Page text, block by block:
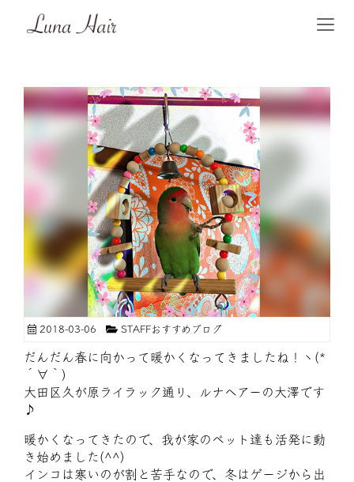
2018-03-06 STAFFおすすめブログ
だんだん春に向かって暖かくなってきましたね！ヽ(*
´∀｀)
大田区久が原ライラック通り、ルナヘアーの大澤です
♪
暖かくなってきたので、我が家のペット達も活発に動
き始めました(^^)
インコは寒いのが割と苦手なので、冬はゲージから出